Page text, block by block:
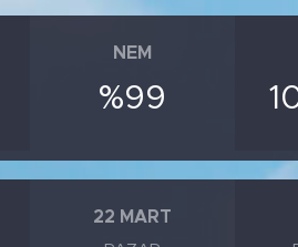
NEM
%99
22 MART